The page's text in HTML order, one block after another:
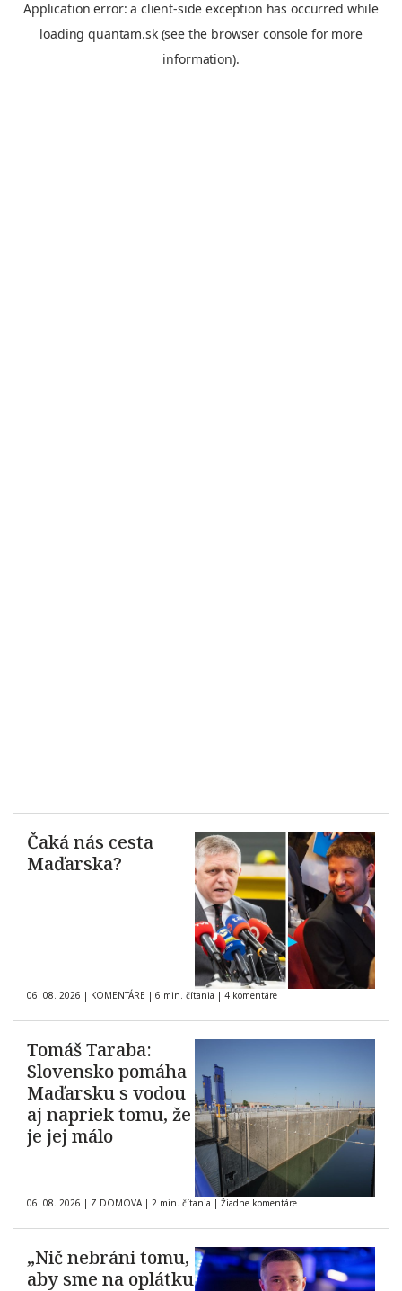
Čaká nás cesta
Maďarska?
06. 08. 2026 | KOMENTÁRE | 6 min. čítania | 4 komentáre
Tomáš Taraba:
Slovensko pomáha
Maďarsku s vodou
aj napriek tomu, že
je jej málo
06. 08. 2026 | Z DOMOVA | 2 min. čítania | Žiadne komentáre
„Nič nebráni tomu,
aby sme na oplátku